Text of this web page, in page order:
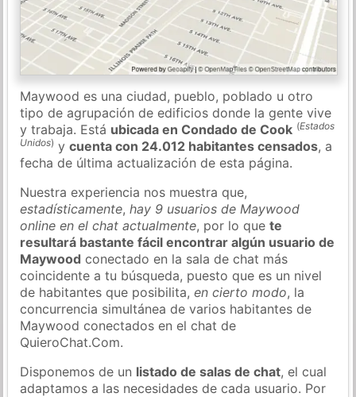
Maywood es una ciudad, pueblo, poblado u otro
tipo de agrupación de edificios donde la gente vive
y trabaja. Está ubicada en Condado de Cook (Estados
Unidos) ycuenta con 24.012 habitantes censados, a
fecha de última actualización de esta página.
Nuestra experiencia nos muestra que,
estadísticamente,hay 9 usuarios de Maywood
online en el chat actualmente, por lo quete
resultará bastante fácil encontrar algún usuario de
Maywood conectado en la sala de chat más
coincidente a tu búsqueda, puesto que es un nivel
de habitantes que posibilita,en cierto modo, la
concurrencia simultánea de varios habitantes de
Maywood conectados en el chat de
QuieroChat.Com.
Disponemos de un listado de salas de chat, el cual
adaptamos a las necesidades de cada usuario. Por